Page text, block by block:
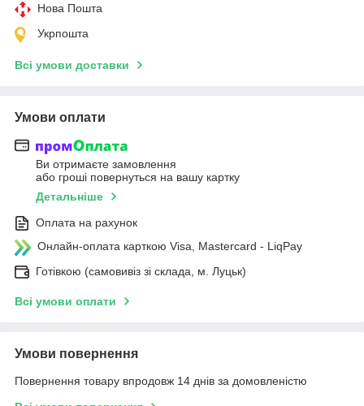
Нова Пошта
Укрпошта
Всі умови доставки
Умови оплати
Ви отримаєте замовлення
або гроші повернуться на вашу картку
Детальніше
Оплата на рахунок
Онлайн-оплата карткою Visa, Mastercard - LiqPay
Готівкою (самовивіз зі склада, м. Луцьк)
Всі умови оплати
Умови повернення
Повернення товару впродовж 14 днів за домовленістю